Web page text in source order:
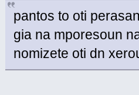
pantos to oti
gia na mporesoun
nomizete oti dn